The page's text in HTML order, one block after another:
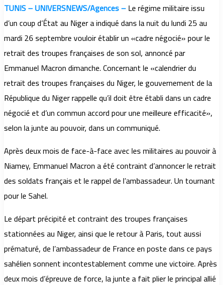
TUNIS – UNIVERSNEWS/Agences –Le régime militaire issu
d’un coup d’État au Niger a indiqué dans la nuit du lundi 25 au
mardi 26 septembre vouloir établir un «cadre négocié» pour le
retrait des troupes françaises de son sol, annoncé par
Emmanuel Macron dimanche. Concernant le «calendrier du
retrait des troupes françaises du Niger, le gouvernement de la
République du Niger rappelle qu’il doit être établi dans un cadre
négocié et d’un commun accord pour une meilleure efficacité»,
selon la junte au pouvoir, dans un communiqué.
Après deux mois de face-à-face avec les militaires au pouvoir à
Niamey, Emmanuel Macron a été contraint d’annoncer le retrait
des soldats français et le rappel de l’ambassadeur. Un tournant
pour le Sahel.
Le départ précipité et contraint des troupes françaises
stationnées au Niger, ainsi que le retour à Paris, tout aussi
prématuré, de l’ambassadeur de France en poste dans ce pays
sahélien sonnent incontestablement comme une victoire. Après
deux mois d’épreuve de force, la junte a fait plier le principal allié